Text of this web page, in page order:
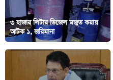
৩ হাজার লিটার ডিজেল মজুত করায়
আটক ১, জরিমানা